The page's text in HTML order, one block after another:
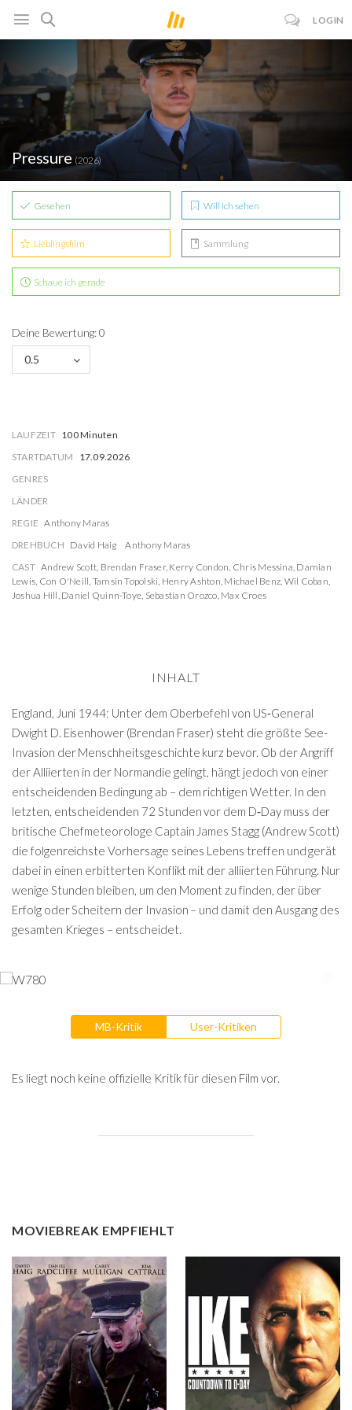
LOGIN
Pressure (2026)
Gesehen Will ich sehen
Lieblingsfilm Sammlung
Schaue ich gerade
Deine Bewertung: 0
0.5
LAUFZEIT 100 Minuten
STARTDATUM
17.09.2026
GENRES
LÄNDER
REGIE Anthony Maras
DREHBUCH David Haig
Anthony Maras
CAST Andrew Scott, Brendan Fraser, Kerry Condon, Chris Messina, Damian
Lewis, Con O'Neill, Tamsin Topolski, Henry Ashton, Michael Benz, Wil Coban,
Joshua Hill, Daniel Quinn-Toye, Sebastian Orozco, Max Croes
INHALT
England, Juni 1944: Unter dem Oberbefehl von US‑General
Dwight D. Eisenhower (Brendan Fraser) steht die größte See-
Invasion der Menschheitsgeschichte kurz bevor. Ob der Angriff
der Alliierten in der Normandie gelingt, hängt jedoch von einer
entscheidenden Bedingung ab – dem richtigen Wetter. In den
letzten, entscheidenden 72 Stunden vor dem D‑Day muss der
britische Chefmeteorologe Captain James Stagg (Andrew Scott)
die folgenreichste Vorhersage seines Lebens treffen und gerät
dabei in einen erbitterten Konflikt mit der alliierten Führung. Nur
wenige Stunden bleiben, um den Moment zu finden, der über
Erfolg oder Scheitern der Invasion – und damit den Ausgang des
gesamten Krieges – entscheidet.
MB-Kritik User-Kritiken
Es liegt noch keine offizielle Kritik für diesen Film vor.
MOVIEBREAK EMPFIEHLT